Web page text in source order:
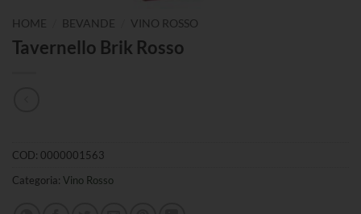
HOME BEVANDE VINO ROSSO
Tavernello Brik Rosso
COD: 0000001563
Categoria: Vino Rosso